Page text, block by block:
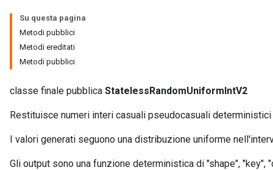
Su questa pagina
Metodi pubblici
Metodi ereditati
Metodi pubblici
classe finale pubblica StatelessRandomUniformIntV2
Restituisce numeri interi casuali pseudocasuali
I valori generati seguono una distribuzione uniforme
Gli output sono una funzione deterministica di "shape", "key",